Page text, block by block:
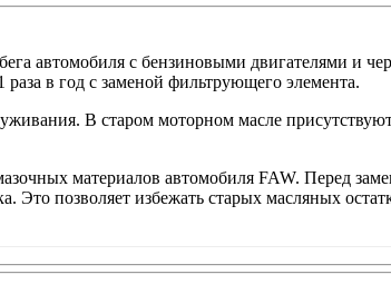
автомобиля с бензиновыми двигателями и
в год с заменой фильтрующего элемента.
В старом моторном масле
материалов автомобиля FAW. Перед
позволяет избежать старых масляных